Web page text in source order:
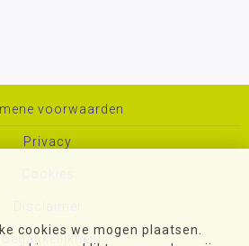
cookies we mogen plaatsen.
voorwaarden
Privacy